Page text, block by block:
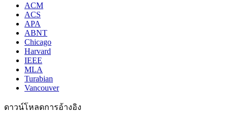
ACM
ACS
APA
ABNT
Chicago
Harvard
IEEE
MLA
Turabian
Vancouver
ดาวน์โหลดการอ้างอิง